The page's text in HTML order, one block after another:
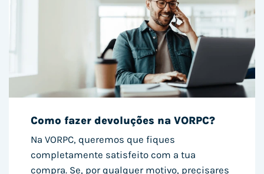
Como fazer devoluções na VORPC?
Na VORPC, queremos que fiques
completamente satisfeito com a tua
compra. Se, por qualquer motivo, precisares